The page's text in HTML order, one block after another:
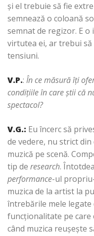
şi el trebuie să fie
semnează o coloană
semnat de regizor. E
virtutea ei, ar trebui să
tensiuni.
V.P.: În ce măsură îţi
condiţiile în care ştii că
spectacol?
V.G.: Eu încerc să
de vedere, nu strict
muzică pe scenă.
tip de research.
performance-ul
muzica de la artist la
întrebările mele legate
funcţionalitate pe care
când muzica reuşeşte